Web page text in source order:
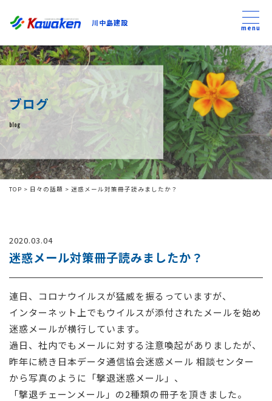
川中島建設
川中島建設
トップ
トピックス
事業内容
私たちについて
コンテンツ
採用情報
お問い合わせ
menu
ブログ
blog
TOP > 日々の話題 > 迷惑メール対策冊子読みましたか？
2020.03.04
迷惑メール対策冊子読みましたか？
連日、コロナウイルスが猛威を振るっていますが、
インターネット上でもウイルスが添付されたメールを始め
迷惑メールが横行しています。
過日、社内でもメールに対する注意喚起がありましたが、
昨年に続き日本データ通信協会迷惑メール 相談センター
から写真のように「撃退迷惑メール」、
「撃退チェーンメール」の2種類の冊子を頂きました。